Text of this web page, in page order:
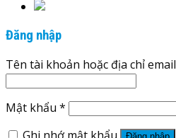
Đăng nhập
Tên tài khoản hoặc địa chỉ email
Mật khẩu *